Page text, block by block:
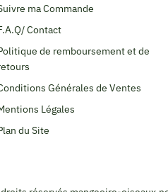
ma Commande
Contact
de remboursement et de
Générales de Ventes
Légales
du Site